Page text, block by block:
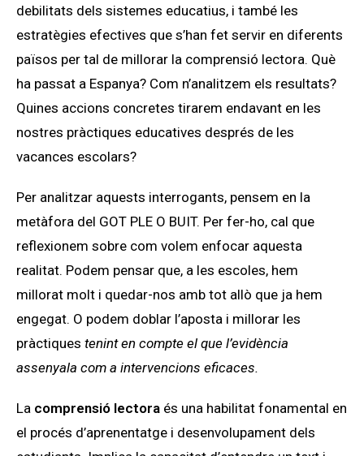
debilitats dels sistemes educatius, i també les
estratègies efectives que s’han fet servir en diferents
països per tal de millorar la comprensió lectora. Què
ha passat a Espanya? Com n’analitzem els resultats?
Quines accions concretes tirarem endavant en les
nostres pràctiques educatives després de les
vacances escolars?
Per analitzar aquests interrogants, pensem en la
metàfora del GOT PLE O BUIT. Per fer-ho, cal que
reflexionem sobre com volem enfocar aquesta
realitat. Podem pensar que, a les escoles, hem
millorat molt i quedar-nos amb tot allò que ja hem
engegat. O podem doblar l’aposta i millorar les
pràctiques tenint en compte el que l’evidència
assenyala com a intervencions eficaces.
La comprensió lectora és una habilitat fonamental en
el procés d’aprenentatge i desenvolupament dels